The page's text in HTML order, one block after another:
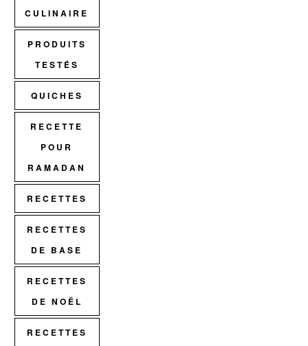
CULINAIRE
PRODUITS
TESTÉS
QUICHES
RECETTE
POUR
RAMADAN
RECETTES
RECETTES
DE BASE
RECETTES
DE NOËL
RECETTES